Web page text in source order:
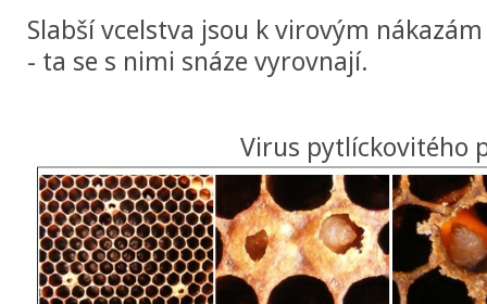
Slabší vcelstva jsou k virovým
- ta se s nimi snáze vyrovnají.
Virus pytlíckovitého